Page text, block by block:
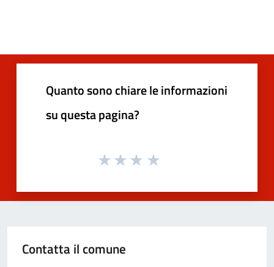
Quanto sono chiare le informazioni
su questa pagina?
Contatta il comune